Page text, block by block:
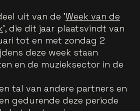
uit van de 'Week van de
', die dit jaar plaatsvindt van
tot en met zondag 2
deze week staan
en de muzieksector in de
en tal van andere partners en
gedurende deze periode